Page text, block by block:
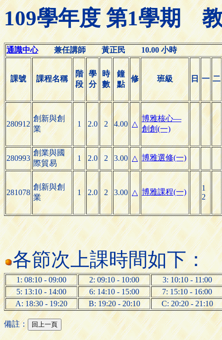
109學年度 第1學期
通識中心兼任講師 黃正民 10.00 小時
課號 課程名稱
階
段
學
分
時
數
鐘
點
修 班級 日 一 二
280912
創新與創
業
1 2.0 2 4.00 △
博雅核心—
創創(一)
280993
創業與國
際貿易
1 2.0 2 3.00 △ 博雅選修(一)
281078
創新與創
業
1 2.0 2 3.00 △ 博雅課程(一)
1
2
各節次上課時間如下：
1: 08:10 - 09:00 2: 09:10 - 10:00
3: 10:10 - 11:00
5: 13:10 - 14:00
6: 14:10 - 15:00
7: 15:10 - 16:00
A: 18:30 - 19:20
B: 19:20 - 20:10 C: 20:20 - 21:10
備註：